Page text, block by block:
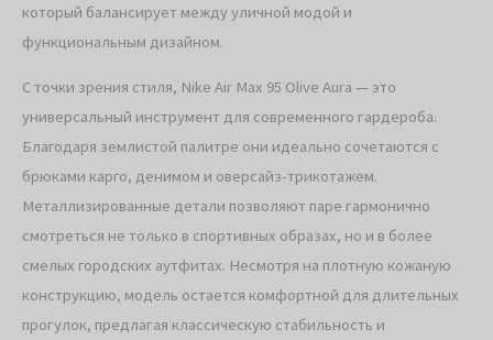
который балансирует между уличной модой и
функциональным дизайном.
С точки зрения стиля, Nike Air Max 95 Olive Aura — это
универсальный инструмент для современного гардероба.
Благодаря землистой палитре они идеально сочетаются с
брюками карго, денимом и оверсайз-трикотажем.
Металлизированные детали позволяют паре гармонично
смотреться не только в спортивных образах, но и в более
смелых городских аутфитах. Несмотря на плотную кожаную
конструкцию, модель остается комфортной для длительных
прогулок, предлагая классическую стабильность и